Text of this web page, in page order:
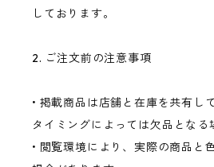
しております。
2. ご注文前の注意事項
• 掲載商品は店舗と在庫を共有し
タイミングによっては欠品となる
• 閲覧環境により、実際の商品と